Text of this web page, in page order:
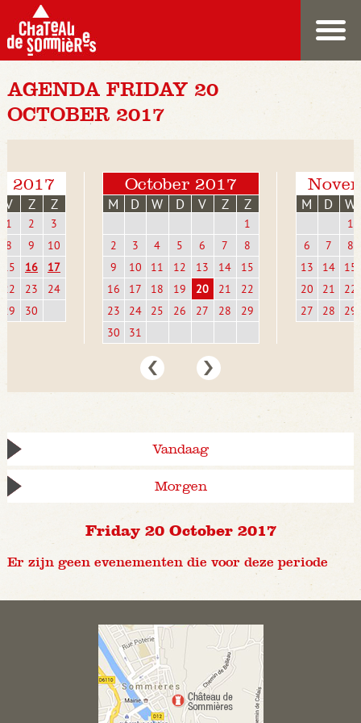
AGENDA FRIDAY 20
OCTOBER 2017
2017
V Z Z
1 2
3
8
9
10
15
16
17
22
23
24
29
30
October 2017
M D W D V Z Z
1
2
3 4 5 6 7
8
9
10 11 12 13 14
15
16
17 18 19 20 21
22
23
24 25 26 27 28
29
30
31
M D W
1
6
7
8
13
14
15
20
21
22
27
28 29
Vandaag
Morgen
Friday 20 October 2017
Er zijn geen evenementen die voor deze periode